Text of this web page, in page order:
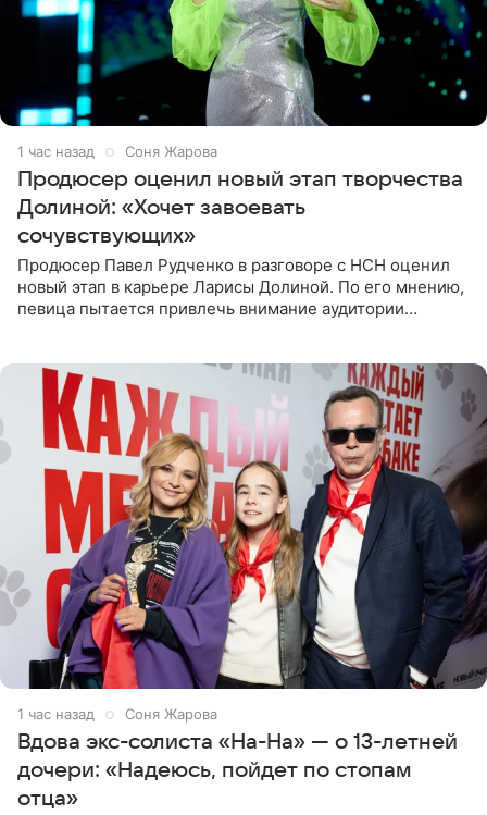
1 час назад Соня Жарова
Продюсер оценил новый этап творчества
Долиной: «Хочет завоевать
сочувствующих»
Продюсер Павел Рудченко в разговоре с НСН оценил
новый этап в карьере Ларисы Долиной. По его мнению,
певица пытается привлечь внимание аудитории
1 час назад Соня Жарова
Вдова экс-солиста «На-На» — о 13-летней
дочери: «Надеюсь, пойдет по стопам
отца»